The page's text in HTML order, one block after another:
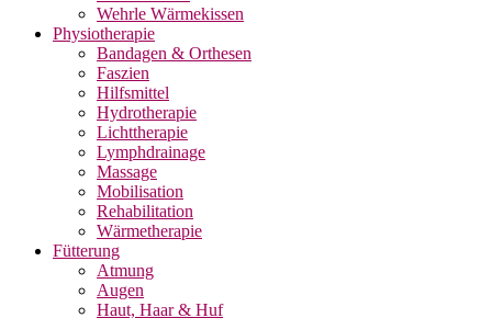
Wehrle Wärmekissen
Physiotherapie
Bandagen & Orthesen
Faszien
Hilfsmittel
Hydrotherapie
Lichttherapie
Lymphdrainage
Massage
Mobilisation
Rehabilitation
Wärmetherapie
Fütterung
Atmung
Augen
Haut, Haar & Huf